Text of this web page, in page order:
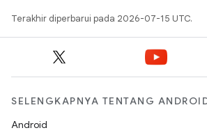
Terakhir diperbarui pada 2026-07-15 UTC.
SELENGKAPNYA TENTANG
Android